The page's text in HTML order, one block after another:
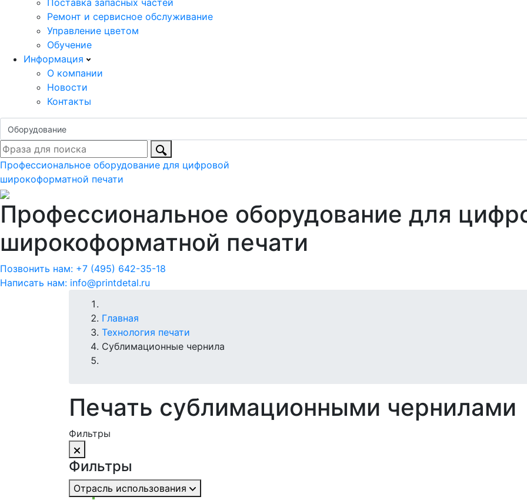
Поставка запасных частей
Ремонт и сервисное обслуживание
Управление цветом
Обучение
Информация
О компании
Новости
Контакты
Профессиональное оборудование для цифровой
широкоформатной печати
Профессиональное оборудование для
широкоформатной печати
Позвонить нам: +7 (495) 642-35-18
Написать нам: info@printdetal.ru
Главная
Технология печати
Сублимационные чернила
Печать сублимационными чернилами
Фильтры
Фильтры
Отрасль использования